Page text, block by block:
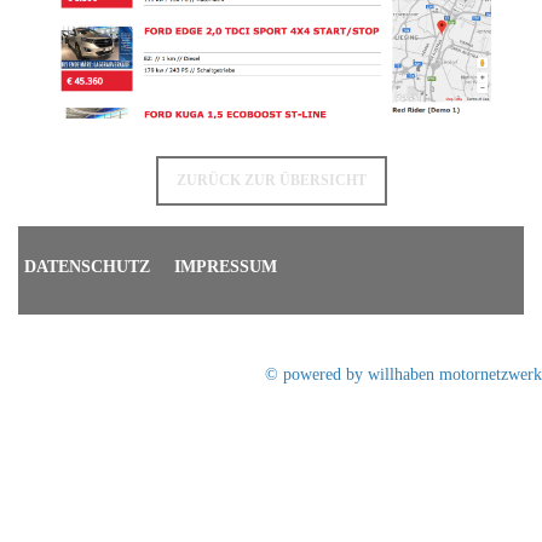
ZURÜCK ZUR ÜBERSICHT
DATENSCHUTZ IMPRESSUM
© powered by willhaben motornetzwerk